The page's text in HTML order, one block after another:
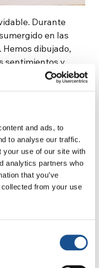
and ads, to
to analyse our traffic.
your use of our site with
analytics partners who
that you’ve
from your use
Durante
en las
dibujado,
sentimientos y
gente de todas
un cielo azul
y todos
casas, reunirnos
parientes. Estas
para nuestras
Gracias a las
y por haber
¡Qué venzan la paz